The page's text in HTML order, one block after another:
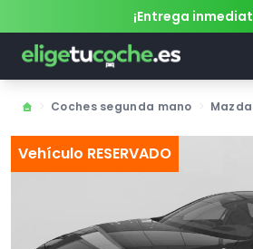
¡Entrega
Coches segunda mano Mazda
Vehículo RESERVADO